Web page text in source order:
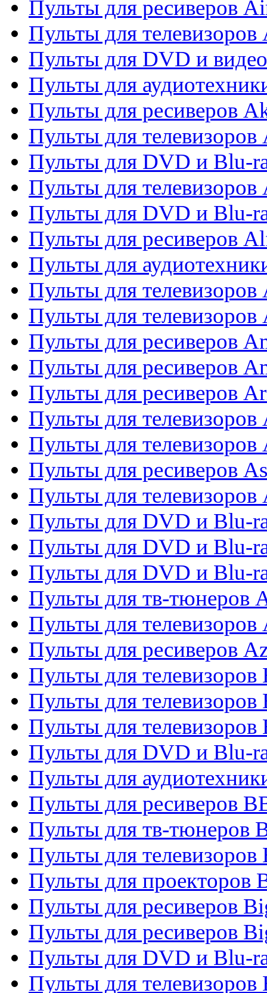
Пульты для ресиверов
Пульты для телевизоров
Пульты для DVD и
Пульты для
Пульты для ресиверов
Пульты для телевизоров
Пульты для DVD и Blu-
Пульты для
Пульты для DVD и Blu-
Пульты для ресиверов
Пульты для
Пульты для
Пульты для
Пульты для ресиверов
Пульты для ресиверов
Пульты для ресиверов
Пульты для
Пульты для телевизоров
Пульты для ресиверов
Пульты для телевизоров
Пульты для DVD и Blu-
Пульты для DVD и Blu-
Пульты для DVD и Blu-
Пульты для тв-тюнеров
Пульты для телевизоров
Пульты для ресиверов
Пульты для
Пульты для
Пульты для
Пульты для DVD и Blu-
Пульты для
Пульты для ресиверов
Пульты для тв-тюнеров
Пульты для телевизоров
Пульты для проекторов
Пульты для ресиверов
Пульты для ресиверов
Пульты для DVD и Blu-
Пульты для телевизоров